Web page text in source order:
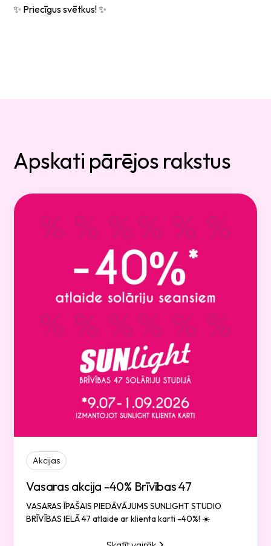
✨ Priecīgus svētkus! ✨
Apskati pārējos rakstus
Akcijas
Vasaras akcija -40% Brīvības 47
VASARAS ĪPAŠAIS PIEDĀVĀJUMS SUNLIGHT STUDIO
BRĪVĪBAS IELĀ 47 atlaide ar klienta karti -40%! ☀️